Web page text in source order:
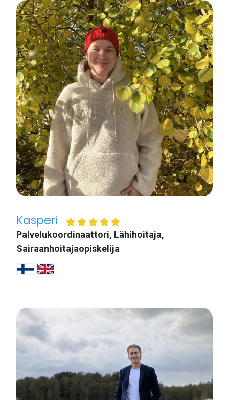
Kasperi
Palvelukoordinaattori, Lähihoitaja,
Sairaanhoitajaopiskelija